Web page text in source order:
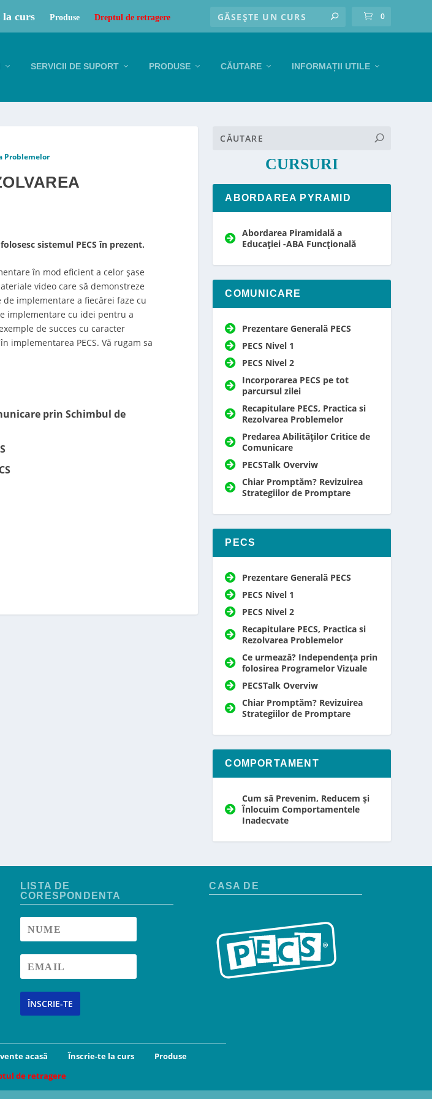
la curs Produse Dreptul de retragere 0
SERVICII DE SUPORT PRODUSE CĂUTARE INFORMAȚII UTILE
Problemelor
sistemul PECS în prezent.
în mod eficient a celor șase
video care să demonstreze
implementare a fiecărei faze cu
implementare cu idei pentru a
de succes cu caracter
implementarea PECS. Vă rugam sa
prin Schimbul de
CURSURI
ABORDAREA PYRAMID
Abordarea Piramidală a
Educației -ABA Funcțională
COMUNICARE
Prezentare Generală PECS
PECS Nivel 1
PECS Nivel 2
Incorporarea PECS pe tot
parcursul zilei
Recapitulare PECS, Practica si
Rezolvarea Problemelor
Predarea Abilităților Critice de
Comunicare
PECSTalk Overviw
Chiar Promptăm? Revizuirea
Strategiilor de Promptare
PECS
Prezentare Generală PECS
PECS Nivel 1
PECS Nivel 2
Recapitulare PECS, Practica si
Rezolvarea Problemelor
Ce urmează? Independența prin
folosirea Programelor Vizuale
PECSTalk Overviw
Chiar Promptăm? Revizuirea
Strategiilor de Promptare
COMPORTAMENT
Cum să Prevenim, Reducem și
Înlocuim Comportamentele
Inadecvate
LISTA DE
CORESPONDENTA
ÎNSCRIE-TE
CASA DE
acasă Înscrie-te la curs
Produse
de retragere